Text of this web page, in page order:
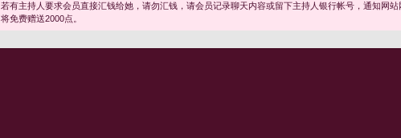
若有主持人要求会员直接汇钱给她，请勿汇钱，请会员记录聊天内容或留下主持人银行帐号，通知网
将免费赠送2000点。